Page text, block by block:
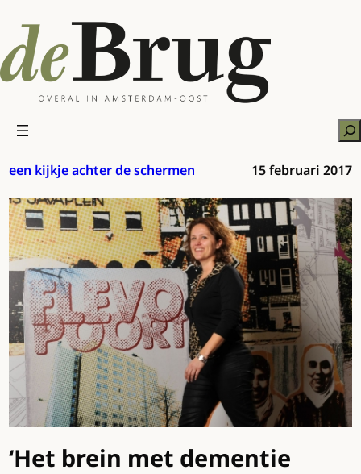
naar
de
inhoud
een kijkje achter de schermen 15 februari 2017
‘Het brein met dementie